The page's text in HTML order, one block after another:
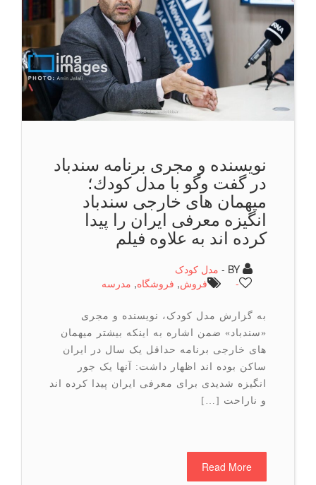
نویسنده و مجری برنامه سندباد
در گفت وگو با مدل كودك؛
میهمان های خارجی سندباد
انگیزه معرفی ایران را پیدا
کرده اند به علاوه فیلم
مدل کودک
فروش,فروشگاه,مدرسه
به گزارش مدل کودک، نویسنده و مجری
«سندباد» ضمن اشاره به اینکه بیشتر میهمان
های خارجی برنامه حداقل یک سال در ایران
ساکن بوده اند اظهار داشت: آنها یک جور
انگیزه شدیدی برای معرفی ایران پیدا کرده اند
و ناراحت […]
Read More